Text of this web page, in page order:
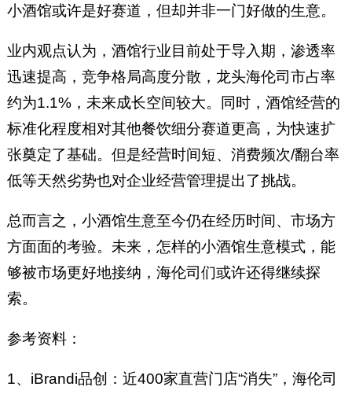
小酒馆或许是好赛道，但却并非一门好做的生意。
业内观点认为，酒馆行业目前处于导入期，渗透率
迅速提高，竞争格局高度分散，龙头海伦司市占率
约为1.1%，未来成长空间较大。同时，酒馆经营的
标准化程度相对其他餐饮细分赛道更高，为快速扩
张奠定了基础。但是经营时间短、消费频次/翻台率
低等天然劣势也对企业经营管理提出了挑战。
总而言之，小酒馆生意至今仍在经历时间、市场方
方面面的考验。未来，怎样的小酒馆生意模式，能
够被市场更好地接纳，海伦司们或许还得继续探
索。
参考资料：
1、iBrandi品创：近400家直营门店“消失”，海伦司